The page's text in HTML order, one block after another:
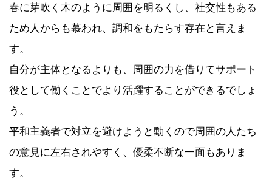
春に芽吹く木のように周囲を明るくし、社交性もある
ため人からも慕われ、調和をもたらす存在と言えま
す。
自分が主体となるよりも、周囲の力を借りてサポート
役として働くことでより活躍することができるでしょ
う。
平和主義者で対立を避けようと動くので周囲の人たち
の意見に左右されやすく、優柔不断な一面もありま
す。